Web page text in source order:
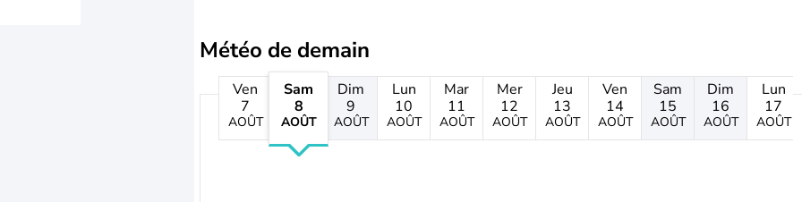
Météo de demain
Ven
7
AOÛT
Sam
8
AOÛT
Dim
9
AOÛT
Lun
10
AOÛT
Mar
11
AOÛT
Mer
12
AOÛT
Jeu
13
AOÛT
Ven
14
AOÛT
Sam
15
AOÛT
Dim
16
AOÛT
Lun
17
AOÛT